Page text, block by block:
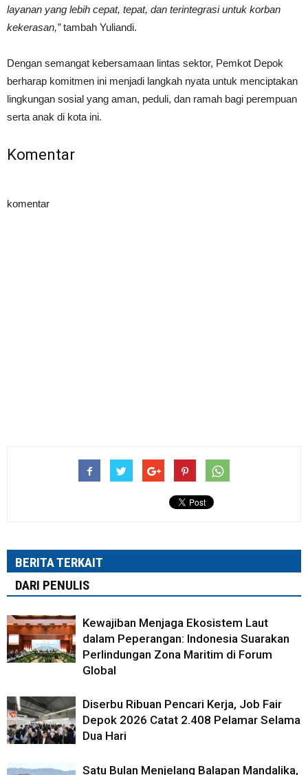
layanan yang lebih cepat, tepat, dan terintegrasi untuk korban
kekerasan,”tambah Yuliandi.
Dengan semangat kebersamaan lintas sektor, Pemkot Depok
berharap komitmen ini menjadi langkah nyata untuk menciptakan
lingkungan sosial yang aman, peduli, dan ramah bagi perempuan
serta anak di kota ini.
Komentar
komentar
BERITA TERKAIT
DARI PENULIS
Kewajiban Menjaga Ekosistem Laut
dalam Peperangan: Indonesia Suarakan
Perlindungan Zona Maritim di Forum
Global
Diserbu Ribuan Pencari Kerja, Job Fair
Depok 2026 Catat 2.408 Pelamar Selama
Dua Hari
Satu Bulan Menjelang Balapan Mandalika,